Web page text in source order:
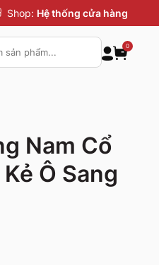
Shop: Hệ thống cửa hàng
0
Nam Cổ
Ô Sang